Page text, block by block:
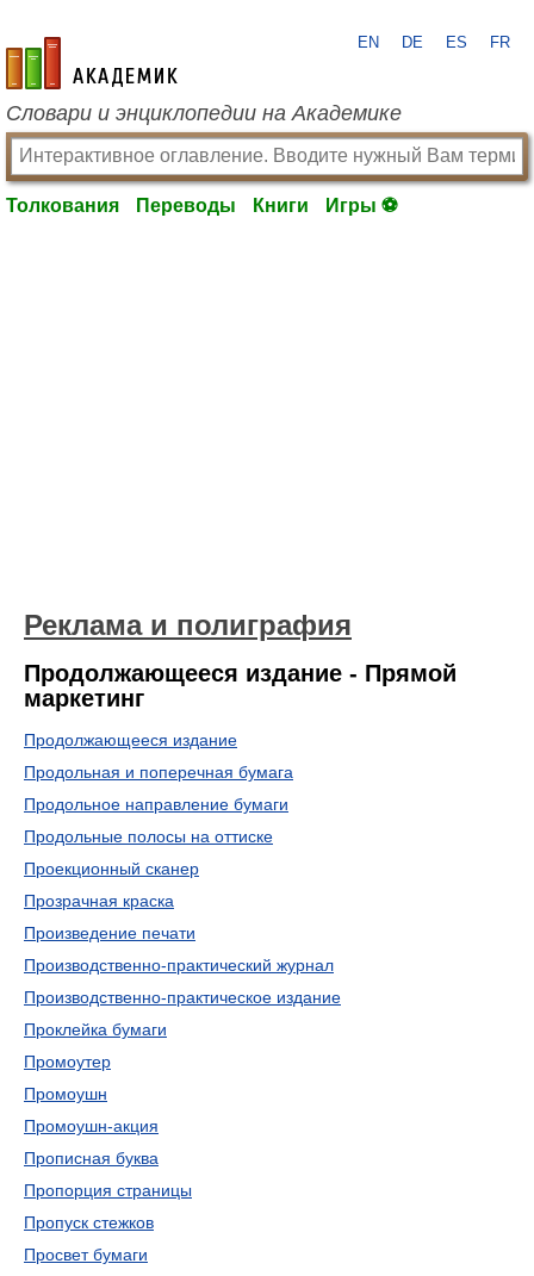
academic.ru
EN DE ES FR
Словари и энциклопедии на Академике
Толкования Переводы Книги Игры ⚽
Реклама и полиграфия
Продолжающееся издание - Прямой
маркетинг
Продолжающееся издание
Продольная и поперечная бумага
Продольное направление бумаги
Продольные полосы на оттиске
Проекционный сканер
Прозрачная краска
Произведение печати
Производственно-практический журнал
Производственно-практическое издание
Проклейка бумаги
Промоутер
Промоушн
Промоушн-акция
Прописная буква
Пропорция страницы
Пропуск стежков
Просвет бумаги